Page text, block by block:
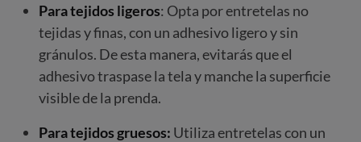
Para tejidos ligeros: Opta por entretelas no
tejidas y finas, con un adhesivo ligero y sin
gránulos. De esta manera, evitarás que el
adhesivo traspase la tela y manche la superficie
visible de la prenda.
Para tejidos gruesos: Utiliza entretelas con un